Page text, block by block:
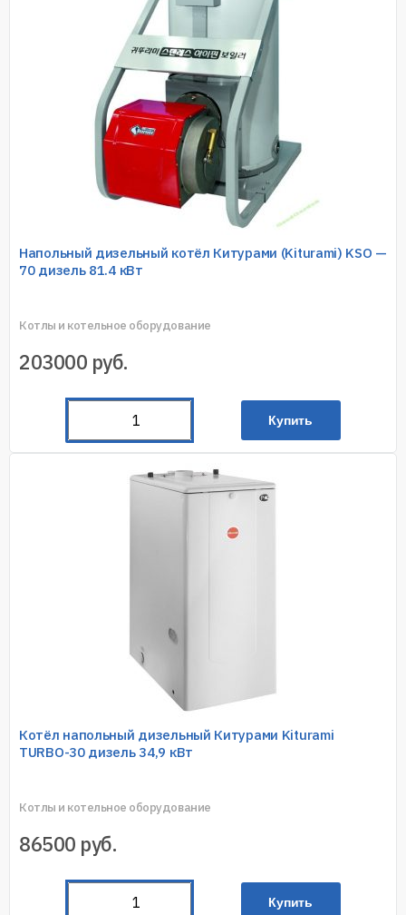
Напольный дизельный котёл Китурами (Kiturami) KSO —
70 дизель 81.4 кВт
Котлы и котельное оборудование
203000 руб.
Купить
Котёл напольный дизельный Китурами Kiturami
TURBO-30 дизель 34,9 кВт
Котлы и котельное оборудование
86500 руб.
Купить